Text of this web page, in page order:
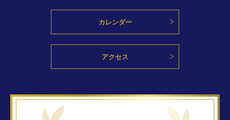
カレンダー
アクセス